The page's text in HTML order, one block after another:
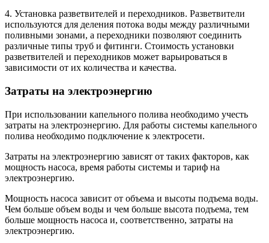
4. Установка разветвителей и переходников. Разветвители
используются для деления потока воды между различными
поливными зонами, а переходники позволяют соединить
различные типы труб и фитинги. Стоимость установки
разветвителей и переходников может варьироваться в
зависимости от их количества и качества.
Затраты на электроэнергию
При использовании капельного полива необходимо учесть
затраты на электроэнергию. Для работы системы капельного
полива необходимо подключение к электросети.
Затраты на электроэнергию зависят от таких факторов, как
мощность насоса, время работы системы и тариф на
электроэнергию.
Мощность насоса зависит от объема и высоты подъема воды.
Чем больше объем воды и чем больше высота подъема, тем
больше мощность насоса и, соответственно, затраты на
электроэнергию.